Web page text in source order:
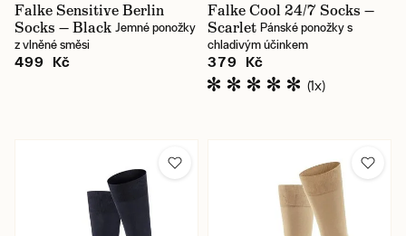
Falke Sensitive Berlin
Socks — Black Jemné ponožky
z vlněné směsi
499 Kč
Falke Cool 24/7 Socks —
Scarlet Pánské ponožky s
chladivým účinkem
379 Kč
(1x)